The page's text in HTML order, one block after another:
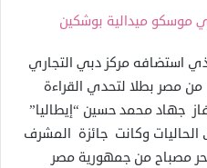
موسكو ميدالية بوشكين
استضافه مركز دبي التجاري
مصر بطلا لتحدي القراءة
جهاد محمد حسين “إيطاليا”
وكانت جائزة المشرف
مصباح من جمهورية مصر